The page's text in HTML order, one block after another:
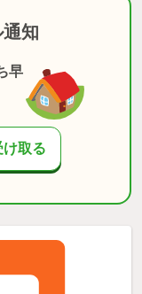
知
早
取る